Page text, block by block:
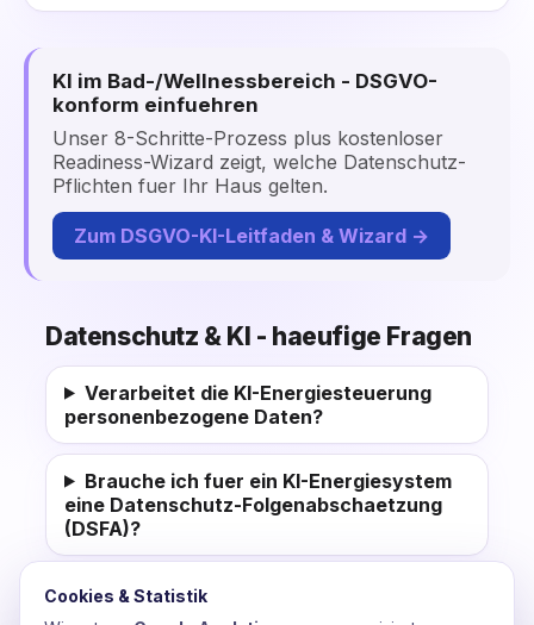
KI im Bad-/Wellnessbereich - DSGVO-
konform einfuehren
Unser 8-Schritte-Prozess plus kostenloser
Readiness-Wizard zeigt, welche Datenschutz-
Pflichten fuer Ihr Haus gelten.
Zum DSGVO-KI-Leitfaden & Wizard →
Datenschutz & KI - haeufige Fragen
Verarbeitet die KI-Energiesteuerung
personenbezogene Daten?
Brauche ich fuer ein KI-Energiesystem
eine Datenschutz-Folgenabschaetzung
(DSFA)?
Warum ist lokale (On-Premise) KI
datenschutzfreundlicher?
Cookies & Statistik